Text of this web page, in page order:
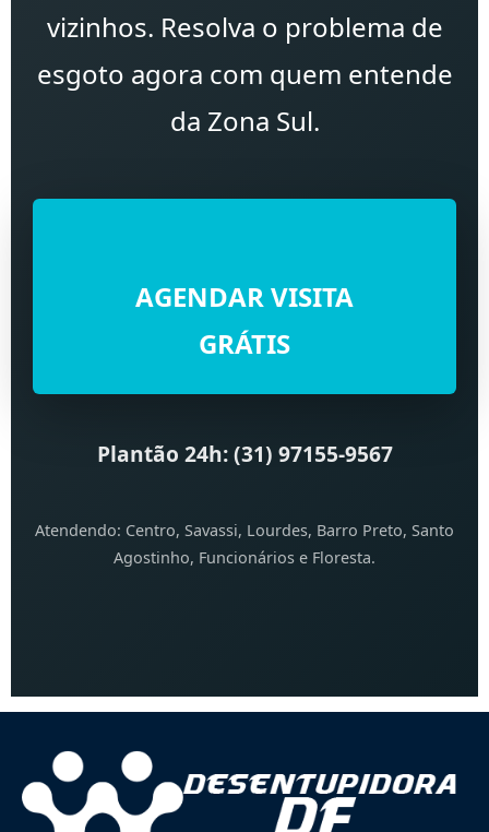
vizinhos. Resolva o problema de
esgoto agora com quem entende
da Zona Sul.
AGENDAR VISITA
GRÁTIS
Plantão 24h: (31) 97155-9567
Atendendo: Centro, Savassi, Lourdes, Barro Preto, Santo
Agostinho, Funcionários e Floresta.